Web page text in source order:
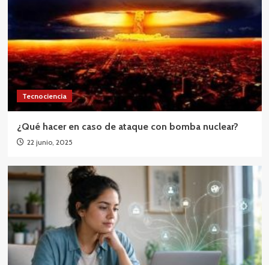
Tecnociencia
¿Qué hacer en caso de ataque con bomba nuclear?
22 junio, 2025